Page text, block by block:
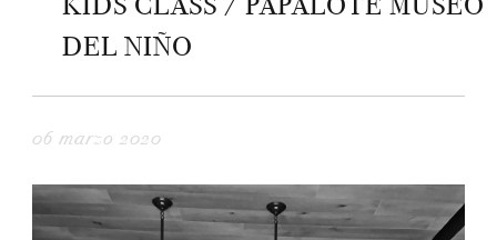
DEL NIÑO
06 marzo 2020